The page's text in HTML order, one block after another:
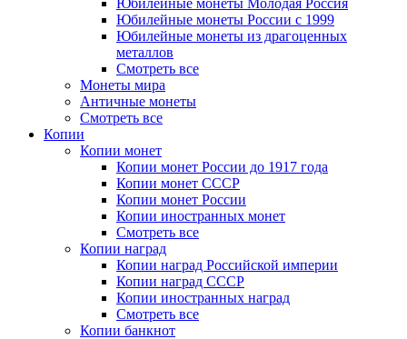
Юбилейные монеты Молодая Россия
Юбилейные монеты России с 1999
Юбилейные монеты из драгоценных
металлов
Смотреть все
Монеты мира
Античные монеты
Смотреть все
Копии
Копии монет
Копии монет России до 1917 года
Копии монет СССР
Копии монет России
Копии иностранных монет
Смотреть все
Копии наград
Копии наград Российской империи
Копии наград СССР
Копии иностранных наград
Смотреть все
Копии банкнот